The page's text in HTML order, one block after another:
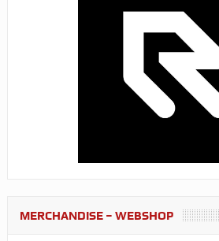
MERCHANDISE – WEBSHOP